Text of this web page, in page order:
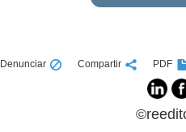
Denunciar Compartir PDF